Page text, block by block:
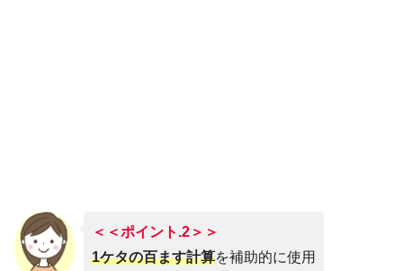
＜＜ポイント.2＞＞
1ケタの百ます計算を補助的に使用